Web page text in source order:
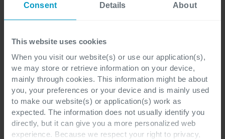
Consent Details About
This website uses cookies
When you visit our website(s) or use our application(s),
we may store or retrieve information on your device,
mainly through cookies. This information might be about
you, your preferences or your device and is mainly used
to make our website(s) or application(s) work as
expected. The information does not usually identify you
directly, but it can give you a more personalized web
experience. Because we respect your right to privacy,
beginnen, Lieferantendokumente automatisch zu
validieren, Unstimmigkeiten zu erkennen, bevor
auftritt. Außendienstteams erhalten während
Gesprächen mit Einzelhändlern sofortigen Zugriff
auf genaue Produkthistorien. Planer können
vorgelagerte Risiken in Prognosen berücksichtigt
sehen. Nachhaltigkeitsteams können echte,
überprüfbare Daten abrufen, anstatt